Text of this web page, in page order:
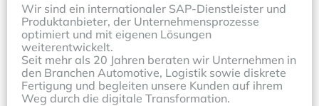
Wir sind ein internationaler SAP-Dienstleister und
Produktanbieter, der Unternehmensprozesse
optimiert und mit eigenen Lösungen
weiterentwickelt.
Seit mehr als 20 Jahren beraten wir Unternehmen in
den Branchen Automotive, Logistik sowie diskrete
Fertigung und begleiten unsere Kunden auf ihrem
Weg durch die digitale Transformation.